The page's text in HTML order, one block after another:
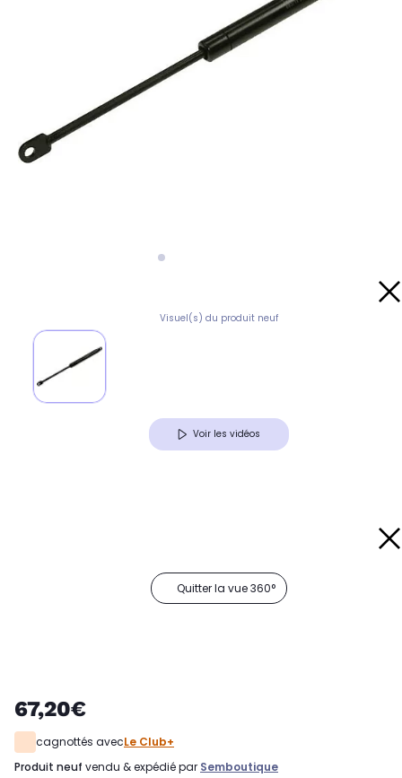
Visuel(s) du produit neuf
Voir les vidéos
Quitter la vue 360°
67,20€
cagnottés avecLe Club+
produit neuf vendu & expédié par Semboutique